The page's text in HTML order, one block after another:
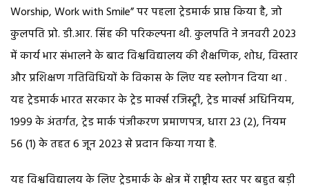
Worship, Work with Smile” पर पहला ट्रेडमार्क प्राप्त किया है, जो
कुलपति प्रो. डी.आर. सिंह की परिकल्पना थी. कुलपति ने जनवरी 2023
में कार्य भार संभालने के बाद विश्वविद्यालय की शैक्षणिक, शोध, विस्तार
और प्रशिक्षण गतिविधियों के विकास के लिए यह स्लोगन दिया था .
यह ट्रेडमार्क भारत सरकार के ट्रेड मार्क्स रजिस्ट्र्री, ट्रेड मार्क्स अधिनियम,
1999 के अंतर्गत, ट्रेड मार्क पंजीकरण प्रमाणपत्र, धारा 23 (2), नियम
56 (1) के तहत 6 जून 2023 से प्रदान किया गया है.
यह विश्वविद्यालय के लिए ट्रेडमार्क के क्षेत्र में राष्ट्रीय स्तर पर बहुत बड़ी